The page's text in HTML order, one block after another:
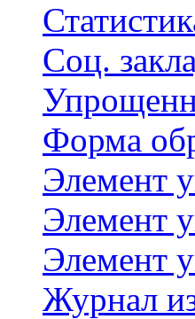
Соц.
Форма
Элемент
Элемент
Элемент
Журнал